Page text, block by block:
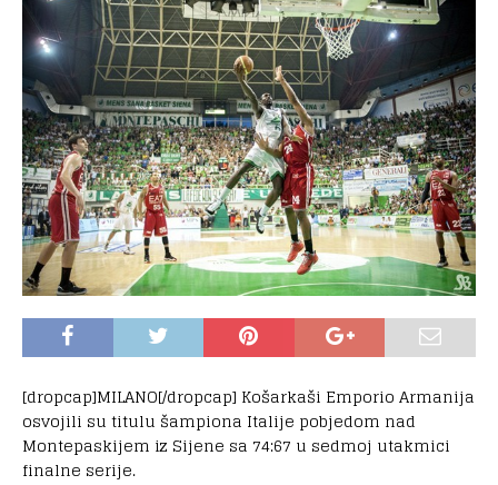
[dropcap]MILANO[/dropcap] Košarkaši Emporio Armanija
osvojili su titulu šampiona Italije pobjedom nad
Montepaskijem iz Sijene sa 74:67 u sedmoj utakmici
finalne serije.